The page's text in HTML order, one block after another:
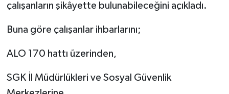
çalışanların şikâyette bulunabileceğini açıkladı.
Buna göre çalışanlar ihbarlarını;
ALO 170 hattı üzerinden,
SGK İl Müdürlükleri ve Sosyal Güvenlik